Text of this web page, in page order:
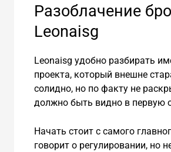
Разоблачение
Leonaisg
Leonaisg удобно разбирать
проекта, который внешне
солидно, но по факту не
должно быть видно в первую
Начать стоит с самого
говорит о регулировании, но